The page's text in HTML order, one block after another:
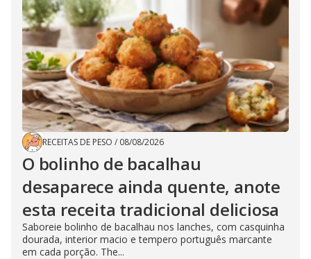
RECEITAS DE PESO / 08/08/2026
O bolinho de bacalhau
desaparece ainda quente, anote
esta receita tradicional deliciosa
Saboreie bolinho de bacalhau nos lanches, com casquinha
dourada, interior macio e tempero português marcante
em cada porção. The...